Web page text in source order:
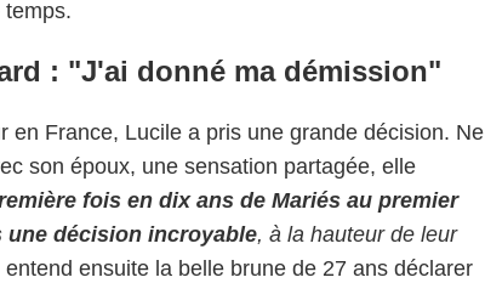
: "J'ai donné ma démission"
en France, Lucile a pris une grande décision. Ne
son époux, une sensation partagée, elle
fois en dix ans de Mariés au premier
une décision incroyable, à la hauteur de leur
ensuite la belle brune de 27 ans déclarer